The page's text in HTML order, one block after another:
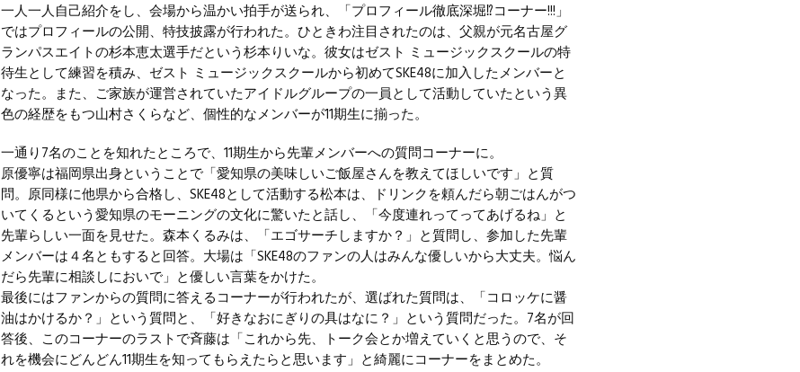
一人一人自己紹介をし、会場から温かい拍手が送られ、「プロフィール徹底深堀⁉コーナー!!!」
ではプロフィールの公開、特技披露が行われた。ひときわ注目されたのは、父親が元名古屋グ
ランパスエイトの杉本恵太選手だという杉本りいな。彼女はゼスト ミュージックスクールの特
待生として練習を積み、ゼスト ミュージックスクールから初めてSKE48に加入したメンバーと
なった。また、ご家族が運営されていたアイドルグループの一員として活動していたという異
色の経歴をもつ山村さくらなど、個性的なメンバーが11期生に揃った。
一通り7名のことを知れたところで、11期生から先輩メンバーへの質問コーナーに。
原優寧は福岡県出身ということで「愛知県の美味しいご飯屋さんを教えてほしいです」と質
問。原同様に他県から合格し、SKE48として活動する松本は、ドリンクを頼んだら朝ごはんがつ
いてくるという愛知県のモーニングの文化に驚いたと話し、「今度連れってってあげるね」と
先輩らしい一面を見せた。森本くるみは、「エゴサーチしますか？」と質問し、参加した先輩
メンバーは４名ともすると回答。大場は「SKE48のファンの人はみんな優しいから大丈夫。悩ん
だら先輩に相談しにおいで」と優しい言葉をかけた。
最後にはファンからの質問に答えるコーナーが行われたが、選ばれた質問は、「コロッケに醤
油はかけるか？」という質問と、「好きなおにぎりの具はなに？」という質問だった。7名が回
答後、このコーナーのラストで斉藤は「これから先、トーク会とか増えていくと思うので、そ
れを機会にどんどん11期生を知ってもらえたらと思います」と綺麗にコーナーをまとめた。